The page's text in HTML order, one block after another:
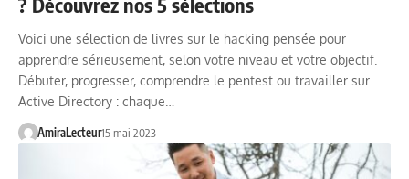
Voici une sélection de livres sur le hacking pensée pour
apprendre sérieusement, selon votre niveau et votre objectif.
Débuter, progresser, comprendre le pentest ou travailler sur
Active Directory : chaque…
AmiraLecteur15 mai 2023